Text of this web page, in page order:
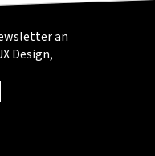
an
Design,
SeiteSeite